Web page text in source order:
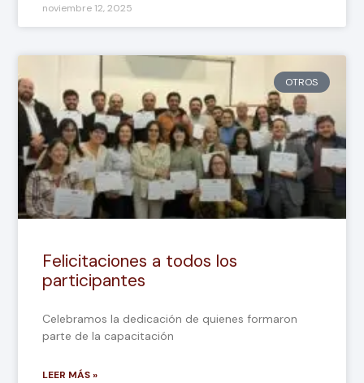
noviembre 12, 2025
OTROS
Felicitaciones a todos los
participantes
Celebramos la dedicación de quienes formaron
parte de la capacitación
LEER MÁS »